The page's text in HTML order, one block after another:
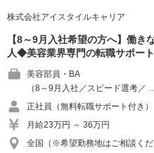
株式会社アイスタイルキャリア
【8～9月入社希望の方へ】働
人◆美容業界専門の転職サポート
美容部員・BA
（8～9月入社／スピード選考／
正社員（無料転職サポート付き）
月給23万円 ～ 36万円
全国（※希望勤務地はご相談くだ